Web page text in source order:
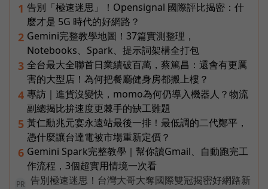
1 告別「極速迷思」！Opensignal 國際評比揭密：什
麼才是 5G 時代的好網路？
2 Gemini完整教學地圖！37篇實測整理，
Notebooks、Spark、提示詞架構全打包
3 全台最大全聯首日業績破百萬，蔡篤昌：還會有更厲
害的大型店！為何把餐廳健身房都搬上樓？
4 專訪｜進貨沒變快，momo為何仍導入機器人？物流
副總揭比拚速度更棘手的缺工難題
5 黃仁勳兆元宴永遠站最後一排！最低調的二代鄭平，
憑什麼讓台達電被市場重新定價？
6 Gemini Spark完整教學｜幫你讀Gmail、自動跑完工
作流程，3個超實用情境一次看
PR
告別極速迷思！台灣大哥大奪國際雙冠揭密好網路新